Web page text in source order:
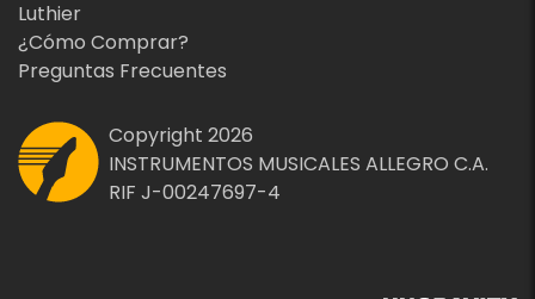
Luthier
¿Cómo Comprar?
Preguntas Frecuentes
Copyright 2026
INSTRUMENTOS MUSICALES ALLEGRO C.A.
RIF J-00247697-4